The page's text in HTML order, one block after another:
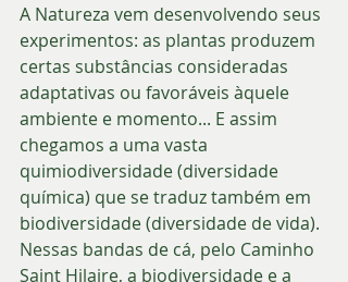
A Natureza vem desenvolvendo seus
experimentos: as plantas produzem
certas substâncias consideradas
adaptativas ou favoráveis àquele
ambiente e momento... E assim
chegamos a uma vasta
quimiodiversidade (diversidade
química) que se traduz também em
biodiversidade (diversidade de vida).
Nessas bandas de cá, pelo Caminho
Saint Hilaire, a biodiversidade e a